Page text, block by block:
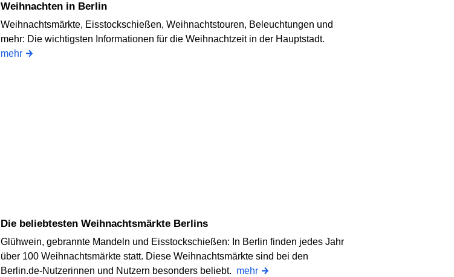
Weihnachten in Berlin
Weihnachtsmärkte, Eisstockschießen, Weihnachtstouren, Beleuchtungen und
mehr: Die wichtigsten Informationen für die Weihnachtzeit in der Hauptstadt.
mehr
Die beliebtesten Weihnachtsmärkte Berlins
Glühwein, gebrannte Mandeln und Eisstockschießen: In Berlin finden jedes Jahr
über 100 Weihnachtsmärkte statt. Diese Weihnachtsmärkte sind bei den
Berlin.de-Nutzerinnen und Nutzern besonders beliebt. mehr